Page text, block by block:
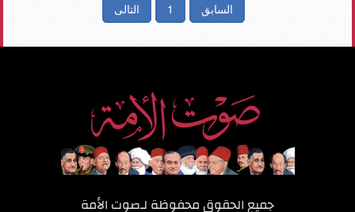
السابق 1 التالى
جميع الحقوق محفوظة لـصوت الأمة